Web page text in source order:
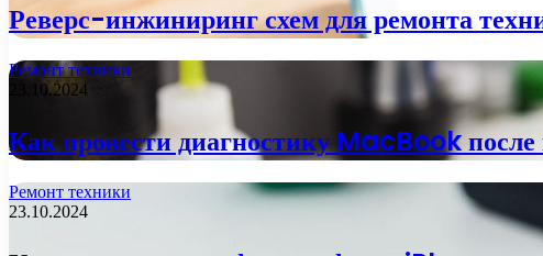
Реверс-инжиниринг схем для ремонта
Ремонт техники
23.10.2024
Как провести диагностику MacBook
Ремонт техники
23.10.2024